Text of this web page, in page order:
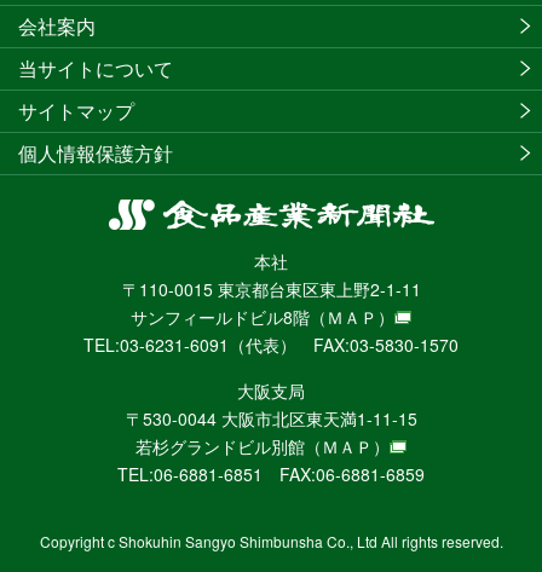
食
産
業
新
聞
社
ニ
ュ
ー
WEB
本社
〒110-0015 東京都台東区東上野2-1-11
サンフィールドビル8階 （ＭＡＰ）
TEL:03-6231-6091（代表） FAX:03-5830-1570
大阪支局
〒530-0044 大阪市北区東天満1-11-15
若杉グランドビル別館 （ＭＡＰ）
TEL:06-6881-6851 FAX:06-6881-6859
会社案内
当サイトについて
サイトマップ
個人情報保護方針
Copyright c Shokuhin Sangyo Shimbunsha Co., Ltd All rights reserved.